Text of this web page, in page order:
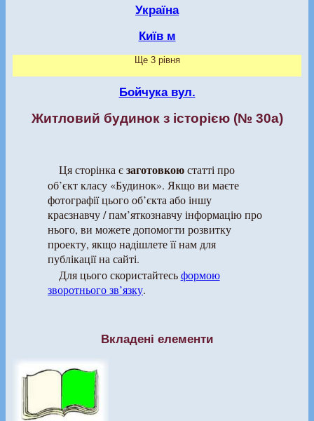
Україна
Київ м
Ще 3 рівня
Бойчука вул.
Житловий будинок з історією (№ 30а)
Ця сторінка єзаготовкоюстатті про
об’єкт класу «Будинок». Якщо ви маєте
фотографії цього об’єкта або іншу
краєзнавчу / пам’яткознавчу інформацію про
нього, ви можете допомогти розвитку
проекту, якщо надішлете її нам для
публікації на сайті.
Для цього скористайтесьформою
зворотнього зв’язку.
Вкладені елементи